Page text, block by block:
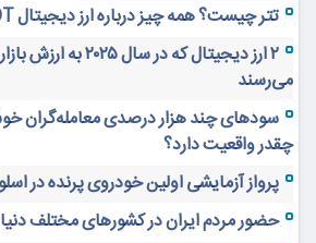
تتر چیست؟ همه چیز درباره ارز دیجیتال USDT
می‌رسند
سودهای چند هزار درصدی معامله‌گران
چقدر واقعیت دارد؟
پرواز آزمایشی اولین خودروی پرنده در
حضور مردم ایران در کشورهای مختلف